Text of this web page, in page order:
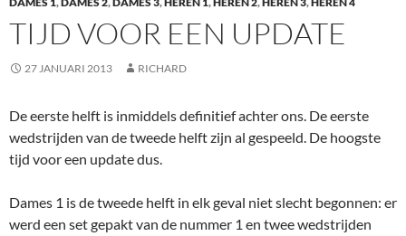
TIJD VOOR EEN UPDATE
27 JANUARI 2013 RICHARD
De eerste helft is inmiddels definitief achter ons. De eerste
wedstrijden van de tweede helft zijn al gespeeld. De hoogste
tijd voor een update dus.
Dames 1 is de tweede helft in elk geval niet slecht begonnen: er
werd een set gepakt van de nummer 1 en twee wedstrijden